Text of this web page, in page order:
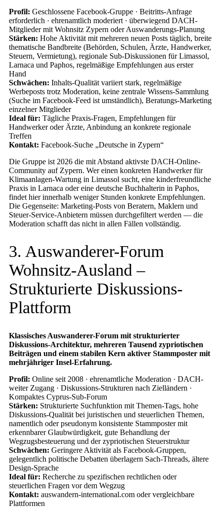
Profil: Geschlossene Facebook-Gruppe · Beitritts-Anfrage
erforderlich · ehrenamtlich moderiert · überwiegend DACH-
Mitglieder mit Wohnsitz Zypern oder Auswanderungs-Planung
Stärken: Hohe Aktivität mit mehreren neuen Posts täglich, breite
thematische Bandbreite (Behörden, Schulen, Ärzte, Handwerker,
Steuern, Vermietung), regionale Sub-Diskussionen für Limassol,
Larnaca und Paphos, regelmäßige Empfehlungen aus erster
Hand
Schwächen: Inhalts-Qualität variiert stark, regelmäßige
Werbeposts trotz Moderation, keine zentrale Wissens-Sammlung
(Suche im Facebook-Feed ist umständlich), Beratungs-Marketing
einzelner Mitglieder
Ideal für: Tägliche Praxis-Fragen, Empfehlungen für
Handwerker oder Ärzte, Anbindung an konkrete regionale
Treffen
Kontakt: Facebook-Suche „Deutsche in Zypern“
Die Gruppe ist 2026 die mit Abstand aktivste DACH-Online-
Community auf Zypern. Wer einen konkreten Handwerker für
Klimaanlagen-Wartung in Limassol sucht, eine kinderfreundliche
Praxis in Larnaca oder eine deutsche Buchhalterin in Paphos,
findet hier innerhalb weniger Stunden konkrete Empfehlungen.
Die Gegenseite: Marketing-Posts von Beratern, Maklern und
Steuer-Service-Anbietern müssen durchgefiltert werden — die
Moderation schafft das nicht in allen Fällen vollständig.
3. Auswanderer-Forum
Wohnsitz-Ausland –
Strukturierte Diskussions-
Plattform
Klassisches Auswanderer-Forum mit strukturierter
Diskussions-Architektur, mehreren Tausend zypriotischen
Beiträgen und einem stabilen Kern aktiver Stammposter mit
mehrjähriger Insel-Erfahrung.
Profil: Online seit 2008 · ehrenamtliche Moderation · DACH-
weiter Zugang · Diskussions-Strukturen nach Zielländern ·
Kompaktes Cyprus-Sub-Forum
Stärken: Strukturierte Suchfunktion mit Themen-Tags, hohe
Diskussions-Qualität bei juristischen und steuerlichen Themen,
namentlich oder pseudonym konsistente Stammposter mit
erkennbarer Glaubwürdigkeit, gute Behandlung der
Wegzugsbesteuerung und der zypriotischen Steuerstruktur
Schwächen: Geringere Aktivität als Facebook-Gruppen,
gelegentlich politische Debatten überlagern Sach-Threads, ältere
Design-Sprache
Ideal für: Recherche zu spezifischen rechtlichen oder
steuerlichen Fragen vor dem Wegzug
Kontakt: auswandern-international.com oder vergleichbare
Plattformen